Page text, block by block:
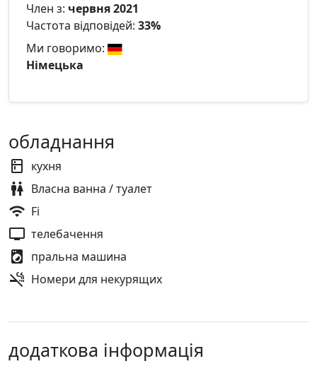
Член з: червня 2021
Частота відповідей: 33%
Ми говоримо:
Німецька
обладнання
кухня
Власна ванна / туалет
Fi
телебачення
пральна машина
Номери для некурящих
додаткова інформація